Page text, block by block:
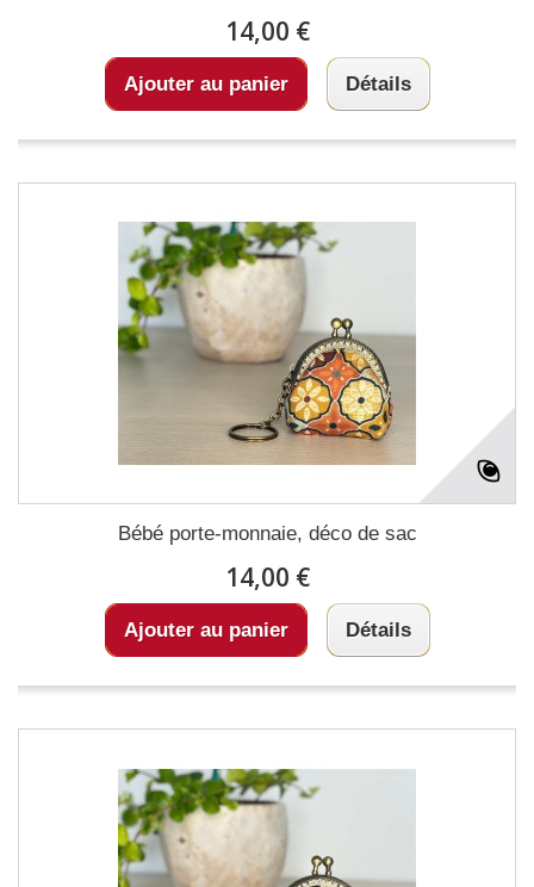
14,00 €
Ajouter au panier Détails
Bébé porte-monnaie, déco de sac
14,00 €
Ajouter au panier Détails